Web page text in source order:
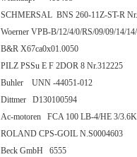
SCHMERSAL BNS 260-11Z-ST-R
Woerner VPB-B/12/4/0/RS/09/09/14/
B&R X67ca0x01.0050
PILZ PSSu E F 2DOR 8 Nr.312225
Buhler UNN -44051-012
Dittmer D130100594
Ac-motoren FCA 100 LB-4/HE 3/
ROLAND CPS-GOIL N.S0004603
Beck GmbH 6555